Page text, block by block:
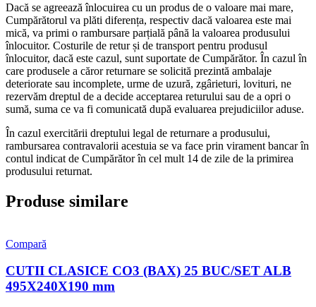
Dacă se agreează înlocuirea cu un produs de o valoare mai mare,
Cumpărătorul va plăti diferența, respectiv dacă valoarea este mai
mică, va primi o rambursare parțială până la valoarea produsului
înlocuitor. Costurile de retur și de transport pentru produsul
înlocuitor, dacă este cazul, sunt suportate de Cumpărător. În cazul în
care produsele a căror returnare se solicită prezintă ambalaje
deteriorate sau incomplete, urme de uzură, zgârieturi, lovituri, ne
rezervăm dreptul de a decide acceptarea returului sau de a opri o
sumă, suma ce va fi comunicată după evaluarea prejudiciilor aduse.
În cazul exercitării dreptului legal de returnare a produsului,
rambursarea contravalorii acestuia se va face prin virament bancar în
contul indicat de Cumpărător în cel mult 14 de zile de la primirea
produsului returnat.
Produse similare
Compară
CUTII CLASICE CO3 (BAX) 25 BUC/SET ALB
495X240X190 mm